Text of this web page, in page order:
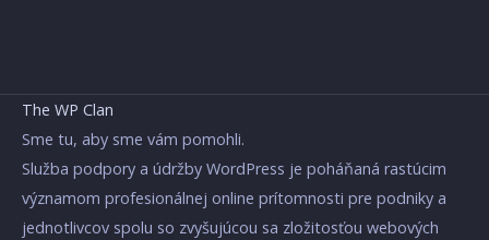
The WP Clan
Sme tu, aby sme vám pomohli.
Služba podpory a údržby WordPress je poháňaná rastúcim
významom profesionálnej online prítomnosti pre podniky a
jednotlivcov spolu so zvyšujúcou sa zložitosťou webových